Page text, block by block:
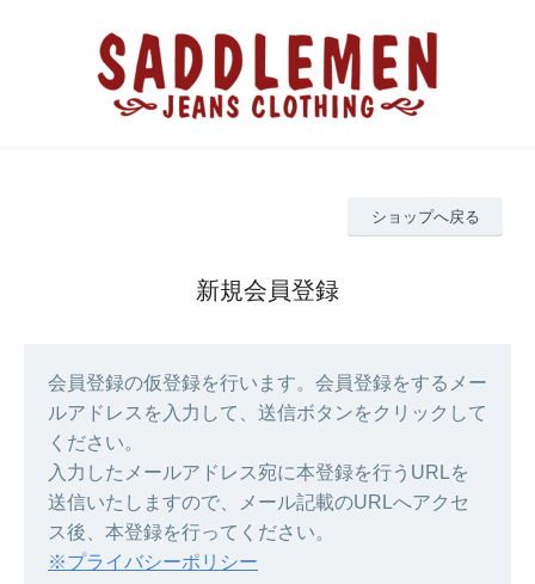
ショップへ戻る
新規会員登録
会員登録の仮登録を行います。会員登録をするメー
ルアドレスを入力して、送信ボタンをクリックして
ください。
入力したメールアドレス宛に本登録を行うURLを
送信いたしますので、メール記載のURLへアクセ
ス後、本登録を行ってください。
※プライバシーポリシー